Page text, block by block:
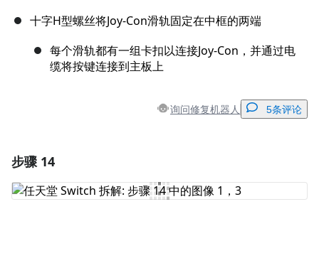
十字H型螺丝将Joy-Con滑轨固定在中框的两端
每个滑轨都有一组卡扣以连接Joy-Con，并通过电
缆将按键连接到主板上
询问修复机器人 5条评论
添加评论
步骤 14